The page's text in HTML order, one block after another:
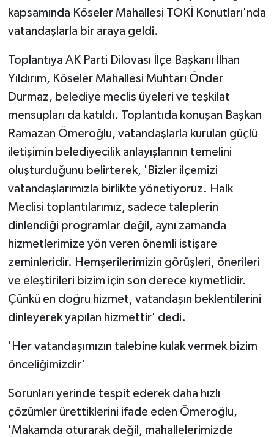
kapsamında Köseler Mahallesi TOKİ Konutları'nda
vatandaşlarla bir araya geldi.
Toplantıya AK Parti Dilovası İlçe Başkanı İlhan
Yıldırım, Köseler Mahallesi Muhtarı Önder
Durmaz, belediye meclis üyeleri ve teşkilat
mensupları da katıldı. Toplantıda konuşan Başkan
Ramazan Ömeroğlu, vatandaşlarla kurulan güçlü
iletişimin belediyecilik anlayışlarının temelini
oluşturduğunu belirterek, 'Bizler ilçemizi
vatandaşlarımızla birlikte yönetiyoruz. Halk
Meclisi toplantılarımız, sadece taleplerin
dinlendiği programlar değil, aynı zamanda
hizmetlerimize yön veren önemli istişare
zeminleridir. Hemşerilerimizin görüşleri, önerileri
ve eleştirileri bizim için son derece kıymetlidir.
Çünkü en doğru hizmet, vatandaşın beklentilerini
dinleyerek yapılan hizmettir' dedi.
'Her vatandaşımızın talebine kulak vermek bizim
önceliğimizdir'
Sorunları yerinde tespit ederek daha hızlı
çözümler ürettiklerini ifade eden Ömeroğlu,
'Makamda oturarak değil, mahallelerimizde